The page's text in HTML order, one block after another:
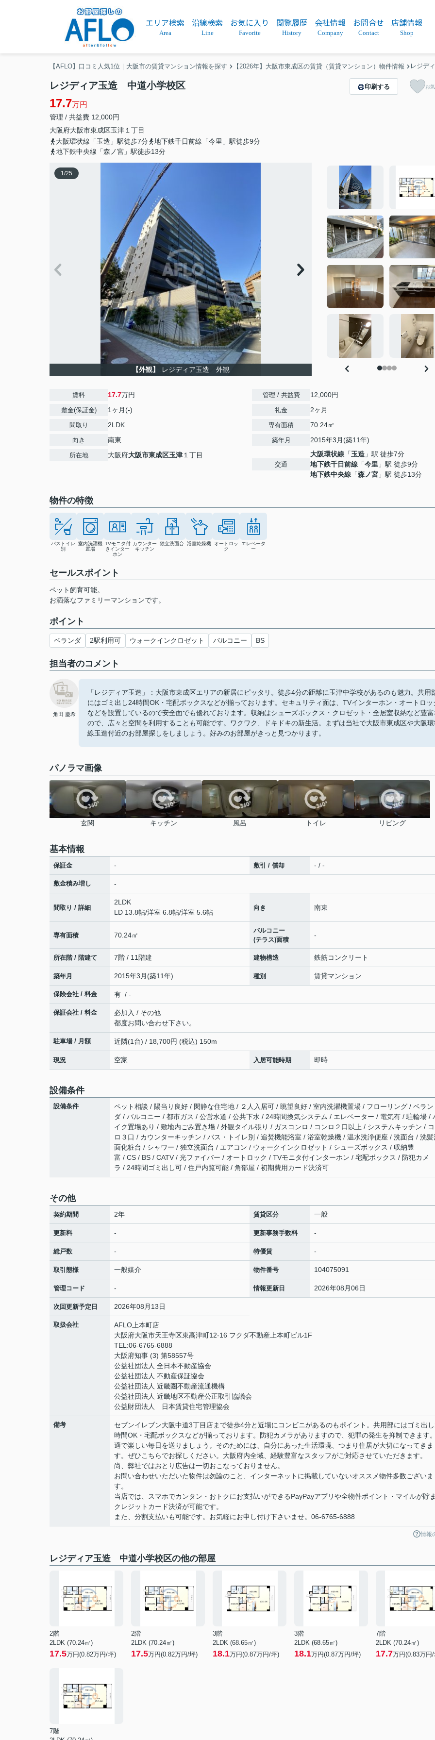
エリア検索
Area
沿線検索
Line
お気に入り
Favorite
閲覧履歴
History
会社情報
Company
お問合せ
Contact
店舗情報
Shop
【AFLO】口コミ人気1位｜大阪市の賃貸マンション情報を探す 【2026年】大阪市東成区の賃貸（賃貸マンション）物件情報 レジデ
レジディア玉造 中道小学校区
17.7万円
管理 / 共益費 12,000円
大阪府大阪市東成区玉津 １丁目
大阪環状線「玉造」駅徒歩7分
地下鉄千日前線「今里」駅徒歩9分
地下鉄中央線「森ノ宮」駅徒歩13分
印刷する お
1/25
【外観】 レジディア玉造 外観
賃料 17.7万円
敷金(保証金) 1ヶ月(-)
間取り 2LDK
向き 南東
所在地 大阪府大阪市東成区玉津 １丁目
管理 / 共益費 12,000円
礼金 2ヶ月
専有面積 70.24㎡
築年月 2015年3月(築11年)
交通
大阪環状線 「玉造 」駅 徒歩7分
地下鉄千日前線 「今里 」駅 徒歩9分
地下鉄中央線 「森ノ宮 」駅 徒歩13分
物件の特徴
バストイレ
別
室内洗濯機
置場
TVモニタ付
きインター
ホン
カウンター
キッチン
独立洗面台 浴室乾燥機
オートロッ
ク
エレベータ
ー
セールスポイント
ペット飼育可能。
お洒落なファミリーマンションです。
ポイント
ベランダ 2駅利用可 ウォークインクロゼット バルコニー BS
担当者のコメント
角田 慶希
「レジディア玉造」：大阪市東成区エリアの新居にピッタリ。徒歩4分の距離に玉津中学校があるのも魅力。共用
にはゴミ出し24時間OK・宅配ボックスなどが揃っております。セキュリティ面は、TVインターホン・オートロッ
などを設置しているので安全面でも優れております。収納はシューズボックス・クロゼット・全居室収納など豊富
ので、広々と空間を利用することも可能です。ワクワク、ドキドキの新生活。まずは当社で大阪市東成区や大阪環
線玉造付近のお部屋探しをしましょう。好みのお部屋がきっと見つかります。
パノラマ画像
玄関 キッチン 風呂 トイレ リビング
基本情報
保証金 - 敷引 / 償却 - / -
敷金積み増し -
間取り / 詳細
2LDK
LD 13.8帖/洋室 6.8帖/洋室 5.6帖
向き 南東
専有面積 70.24㎡
バルコニー
(テラス)面積
-
所在階 / 階建て 7階 / 11階建 建物構造 鉄筋コンクリート
築年月 2015年3月(築11年) 種別 賃貸マンション
保険会社 / 料金 有 / -
保証会社 / 料金
必加入 / その他
都度お問い合わせ下さい。
駐車場 / 月額 近隣(1台) / 18,700円 (税込) 150m
現況 空家 入居可能時期 即時
設備条件
設備条件
ペット相談 / 陽当り良好 / 閑静な住宅地 / ２人入居可 / 眺望良好 / 室内洗濯機置場 / フローリング / ベラン
ダ / バルコニー / 都市ガス / 公営水道 / 公共下水 / 24時間換気システム / エレベーター / 電気有 / 駐輪場 /
イク置場あり / 敷地内ごみ置き場 / 外観タイル張り / ガスコンロ / コンロ２口以上 / システムキッチン /
ロ３口 / カウンターキッチン / バス・トイレ別 / 追焚機能浴室 / 浴室乾燥機 / 温水洗浄便座 / 洗面台 / 洗髪
面化粧台 / シャワー / 独立洗面台 / エアコン / ウォークインクロゼット / シューズボックス / 収納豊
富 / CS / BS / CATV / 光ファイバー / オートロック / TVモニタ付インターホン / 宅配ボックス / 防犯カメ
ラ / 24時間ゴミ出し可 / 住戸内覧可能 / 角部屋 / 初期費用カード決済可
その他
契約期間 2年 賃貸区分 一般
更新料 - 更新事務手数料 -
総戸数 - 特優賃 -
取引態様 一般媒介 物件番号 104075091
管理コード - 情報更新日 2026年08月06日
次回更新予定日 2026年08月13日
取扱会社
AFLO上本町店
大阪府大阪市天王寺区東高津町12-16 フクダ不動産上本町ビル1F
TEL:06-6765-6888
大阪府知事 (3) 第58557号
公益社団法人 全日本不動産協会
公益社団法人 不動産保証協会
公益社団法人 近畿圏不動産流通機構
公益社団法人 近畿地区不動産公正取引協議会
公益財団法人 日本賃貸住宅管理協会
備考
セブンイレブン大阪中道3丁目店まで徒歩4分と近場にコンビニがあるのもポイント。共用部にはゴミ出
時間OK・宅配ボックスなどが揃っております。防犯カメラがありますので、犯罪の発生を抑制できます
適で楽しい毎日を送りましょう。そのためには、自分にあった生活環境、つまり住居が大切になってきま
す。ぜひこちらでお探しください。大阪府内全域、経験豊富なスタッフがご対応させていただきます。
尚、弊社ではおとり広告は一切おこなっておりません。
お問い合わせいただいた物件は勿論のこと、インターネットに掲載していないオススメ物件多数ございま
す。
当店では、スマホでカンタン・おトクにお支払いができるPayPayアプリや全物件ポイント・マイルが貯
クレジットカード決済が可能です。
また、分割支払いも可能です。お気軽にお申し付け下さいませ。06-6765-6888
情報
レジディア玉造 中道小学校区の他の部屋
2階
2LDK (70.24㎡)
17.5万円(0.82万円/坪)
2階
2LDK (70.24㎡)
17.5万円(0.82万円/坪)
3階
2LDK (68.65㎡)
18.1万円(0.87万円/坪)
3階
2LDK (68.65㎡)
18.1万円(0.87万円/坪)
7階
2LDK (70.24㎡)
17.7万円(0.83万円
7階